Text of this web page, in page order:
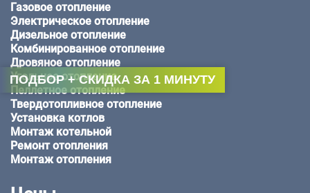
Газовое отопление
Электрическое отопление
Дизельное отопление
Комбинированное отопление
Дровяное отопление
Угольное отопление
Пеллетное отопление
Твердотопливное отопление
Установка котлов
Монтаж котельной
Ремонт отопления
Монтаж отопления
ПОДБОР + СКИДКА ЗА 1 МИНУТУ